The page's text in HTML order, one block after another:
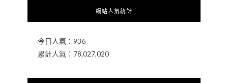
網站人氣統計
今日人氣： 936
累計人氣： 78,027,020